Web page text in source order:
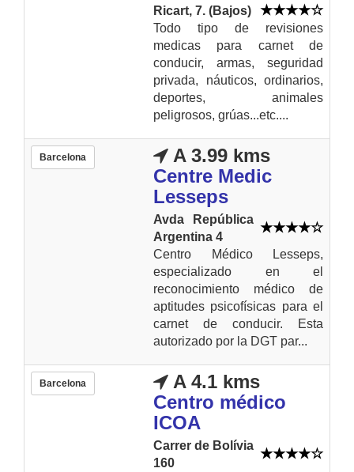
Ricart, 7. (Bajos)
Todo tipo de revisiones
medicas para carnet de
conducir, armas, seguridad
privada, náuticos, ordinarios,
deportes, animales
peligrosos, grúas...etc....
Barcelona
A 3.99 kms
Centre Medic
Lesseps
Avda República
Argentina 4
Centro Médico Lesseps,
especializado en el
reconocimiento médico de
aptitudes psicofísicas para el
carnet de conducir. Esta
autorizado por la DGT par...
Barcelona
A 4.1 kms
Centro médico
ICOA
Carrer de Bolívia
160